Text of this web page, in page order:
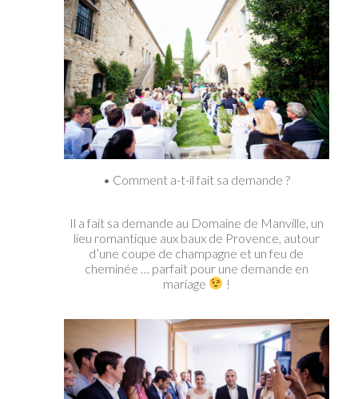
• Comment a-t-il fait sa demande ?
Il a fait sa demande au Domaine de Manville, un
lieu romantique aux baux de Provence, autour
d’une coupe de champagne et un feu de
cheminée … parfait pour une demande en
mariage
!